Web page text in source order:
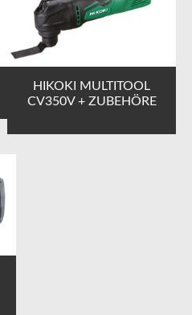
HIKOKI MULTITOOL
CV350V + ZUBEHÖRE